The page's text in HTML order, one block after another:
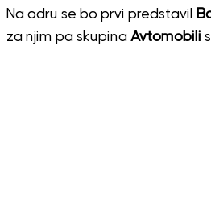
Na odru se bo prvi predstavil
za njim pa skupina Avtomobili